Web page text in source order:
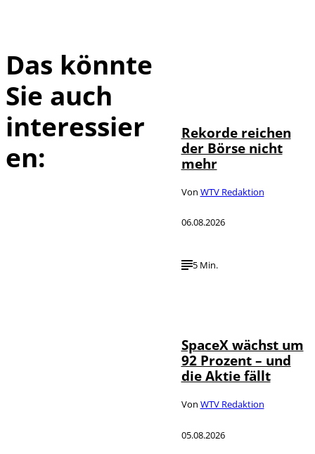
Das könnte
Sie auch
interessier
en:
Rekorde reichen
der Börse nicht
mehr
Von WTV Redaktion
06.08.2026
5 Min.
SpaceX wächst um
92 Prozent – und
die Aktie fällt
Von WTV Redaktion
05.08.2026